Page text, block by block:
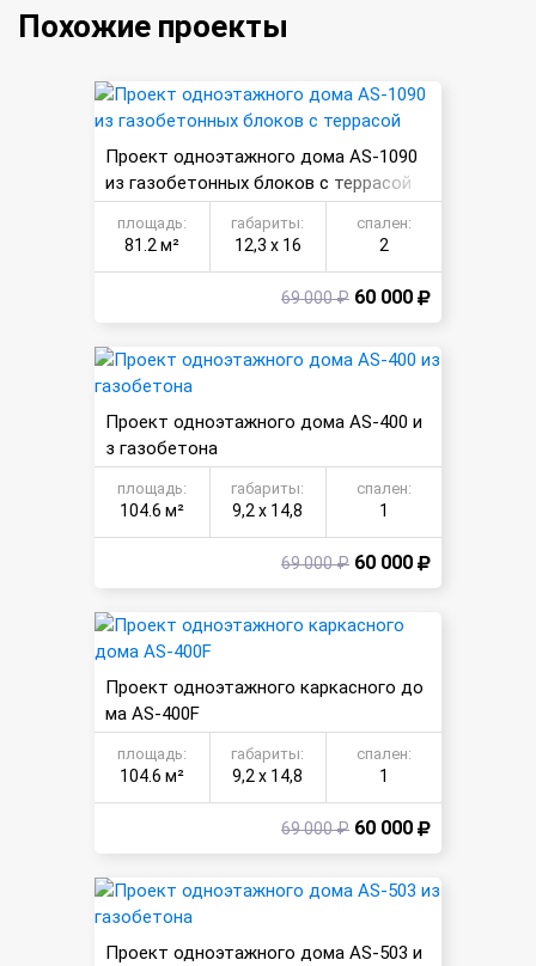
Похожие проекты
Проект одноэтажного дома AS-1090
из газобетонных блоков с террасой
площадь:
81.2 м²
габариты:
12,3 х 16
спален:
2
69 000 ₽ 60 000
Проект одноэтажного дома AS-400 и
з газобетона
площадь:
104.6 м²
габариты:
9,2 х 14,8
спален:
1
69 000 ₽ 60 000
Проект одноэтажного каркасного до
ма AS-400F
площадь:
104.6 м²
габариты:
9,2 х 14,8
спален:
1
69 000 ₽ 60 000
Проект одноэтажного дома AS-503 и